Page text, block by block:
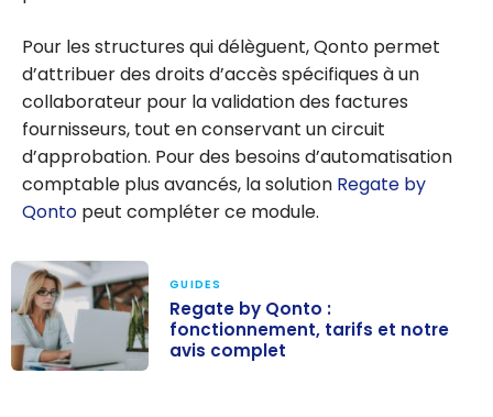
Pour les structures qui délèguent, Qonto permet
d’attribuer des droits d’accès spécifiques à un
collaborateur pour la validation des factures
fournisseurs, tout en conservant un circuit
d’approbation. Pour des besoins d’automatisation
comptable plus avancés, la solution Regate by
Qonto peut compléter ce module.
GUIDES
Regate by Qonto :
fonctionnement, tarifs et notre
avis complet